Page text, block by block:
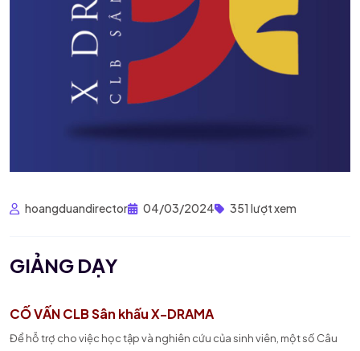
hoangduandirector 04/03/2024 351 lượt xem
GIẢNG DẠY
CỐ VẤN CLB Sân khấu X-DRAMA
Để hỗ trợ cho việc học tập và nghiên cứu của sinh viên, một số Câu